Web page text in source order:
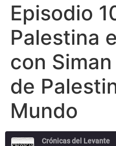
Episodio
Palestina
con
de
Mundo
Crónicas del Levante